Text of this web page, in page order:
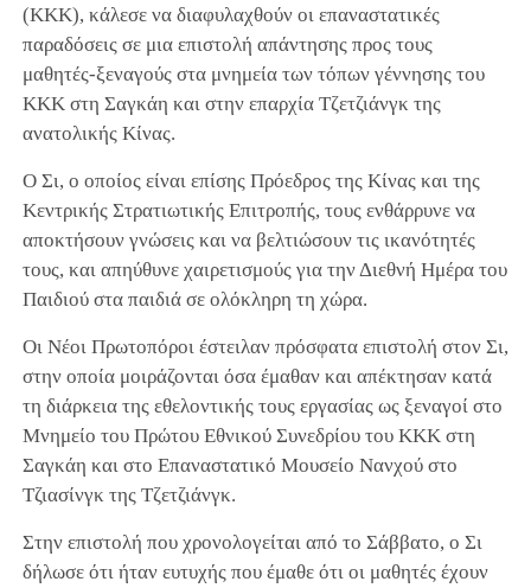
(ΚΚΚ), κάλεσε να διαφυλαχθούν οι επαναστατικές
παραδόσεις σε μια επιστολή απάντησης προς τους
μαθητές-ξεναγούς στα μνημεία των τόπων γέννησης του
ΚΚΚ στη Σαγκάη και στην επαρχία Τζετζιάνγκ της
ανατολικής Κίνας.
Ο Σι, ο οποίος είναι επίσης Πρόεδρος της Κίνας και της
Κεντρικής Στρατιωτικής Επιτροπής, τους ενθάρρυνε να
αποκτήσουν γνώσεις και να βελτιώσουν τις ικανότητές
τους, και απηύθυνε χαιρετισμούς για την Διεθνή Ημέρα του
Παιδιού στα παιδιά σε ολόκληρη τη χώρα.
Οι Νέοι Πρωτοπόροι έστειλαν πρόσφατα επιστολή στον Σι,
στην οποία μοιράζονται όσα έμαθαν και απέκτησαν κατά
τη διάρκεια της εθελοντικής τους εργασίας ως ξεναγοί στο
Μνημείο του Πρώτου Εθνικού Συνεδρίου του ΚΚΚ στη
Σαγκάη και στο Επαναστατικό Μουσείο Νανχού στο
Τζιασίνγκ της Τζετζιάνγκ.
Στην επιστολή που χρονολογείται από το Σάββατο, ο Σι
δήλωσε ότι ήταν ευτυχής που έμαθε ότι οι μαθητές έχουν